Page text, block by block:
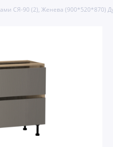
СЯ-90 (2), Женева (900*520*870)